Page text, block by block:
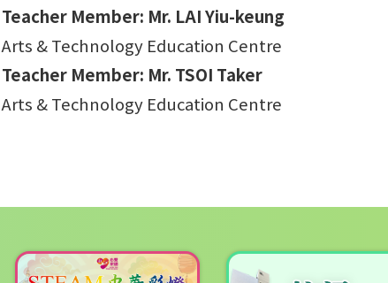
Teacher Member: Mr. LAI Yiu-keung
Arts & Technology Education Centre
Teacher Member: Mr. TSOI Taker
Arts & Technology Education Centre